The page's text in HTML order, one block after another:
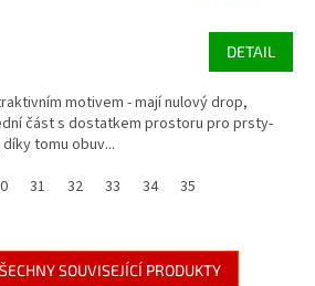
DETAIL
motivem - mají nulový drop,
část s dostatkem prostoru pro prsty-
tomu obuv...
31 32 33 34 35
SOUVISEJÍCÍ PRODUKTY